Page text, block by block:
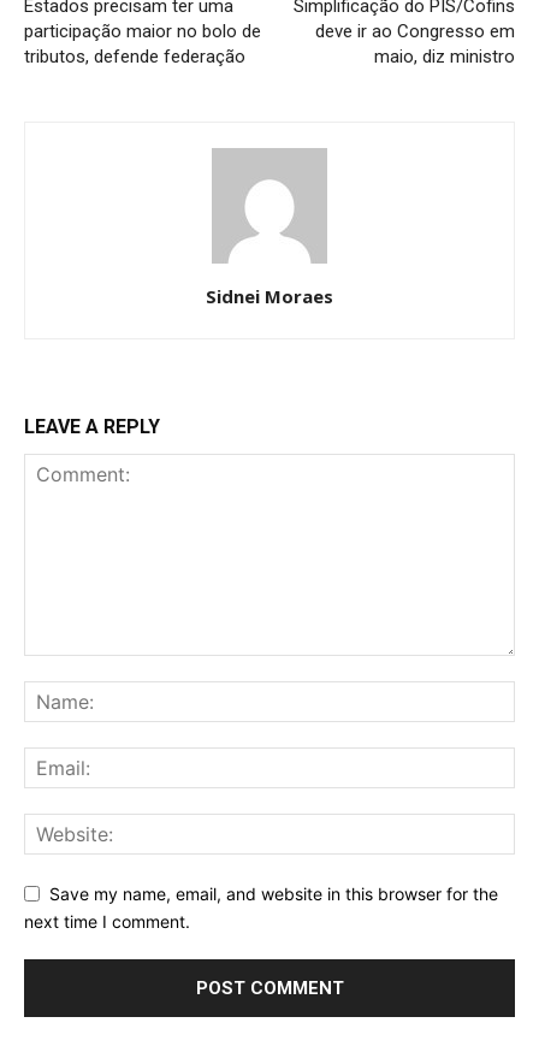
Estados precisam ter uma
participação maior no bolo de
tributos, defende federação
Simplificação do PIS/Cofins
deve ir ao Congresso em
maio, diz ministro
Sidnei Moraes
LEAVE A REPLY
Save my name, email, and website in this browser for the
next time I comment.